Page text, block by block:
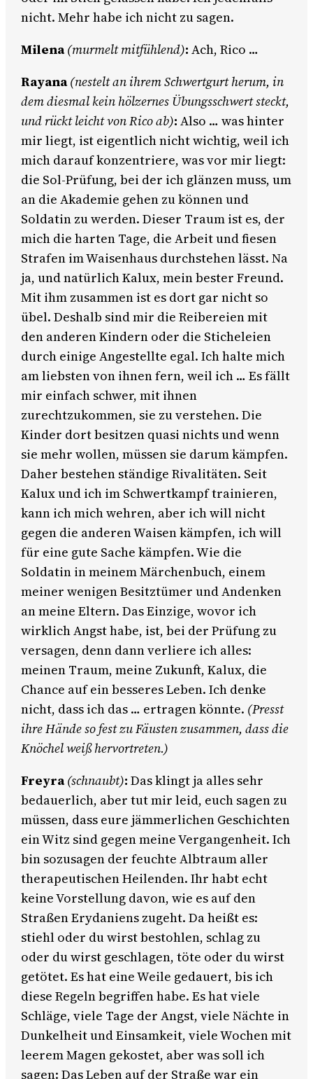
nicht. Mehr habe ich nicht zu sagen.
Milena(murmelt mitfühlend): Ach, Rico …
Rayana(nestelt an ihrem Schwertgurt herum, in
dem diesmal kein hölzernes Übungsschwert steckt,
und rückt leicht von Rico ab): Also … was hinter
mir liegt, ist eigentlich nicht wichtig, weil ich
mich darauf konzentriere, was vor mir liegt:
die Sol-Prüfung, bei der ich glänzen muss, um
an die Akademie gehen zu können und
Soldatin zu werden. Dieser Traum ist es, der
mich die harten Tage, die Arbeit und fiesen
Strafen im Waisenhaus durchstehen lässt. Na
ja, und natürlich Kalux, mein bester Freund.
Mit ihm zusammen ist es dort gar nicht so
übel. Deshalb sind mir die Reibereien mit
den anderen Kindern oder die Sticheleien
durch einige Angestellte egal. Ich halte mich
am liebsten von ihnen fern, weil ich … Es fällt
mir einfach schwer, mit ihnen
zurechtzukommen, sie zu verstehen. Die
Kinder dort besitzen quasi nichts und wenn
sie mehr wollen, müssen sie darum kämpfen.
Daher bestehen ständige Rivalitäten. Seit
Kalux und ich im Schwertkampf trainieren,
kann ich mich wehren, aber ich will nicht
gegen die anderen Waisen kämpfen, ich will
für eine gute Sache kämpfen. Wie die
Soldatin in meinem Märchenbuch, einem
meiner wenigen Besitztümer und Andenken
an meine Eltern. Das Einzige, wovor ich
wirklich Angst habe, ist, bei der Prüfung zu
versagen, denn dann verliere ich alles:
meinen Traum, meine Zukunft, Kalux, die
Chance auf ein besseres Leben. Ich denke
nicht, dass ich das … ertragen könnte. (Presst
ihre Hände so fest zu Fäusten zusammen, dass die
Knöchel weiß hervortreten.)
Freyra(schnaubt): Das klingt ja alles sehr
bedauerlich, aber tut mir leid, euch sagen zu
müssen, dass eure jämmerlichen Geschichten
ein Witz sind gegen meine Vergangenheit. Ich
bin sozusagen der feuchte Albtraum aller
therapeutischen Heilenden. Ihr habt echt
keine Vorstellung davon, wie es auf den
Straßen Erydaniens zugeht. Da heißt es:
stiehl oder du wirst bestohlen, schlag zu
oder du wirst geschlagen, töte oder du wirst
getötet. Es hat eine Weile gedauert, bis ich
diese Regeln begriffen habe. Es hat viele
Schläge, viele Tage der Angst, viele Nächte in
Dunkelheit und Einsamkeit, viele Wochen mit
leerem Magen gekostet, aber was soll ich
sagen: Das Leben auf der Straße war ein